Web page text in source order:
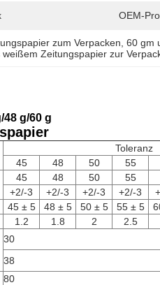
OEM-
zum Verpacken , 60 gm
weißem Zeitungspapier zur
g/60 g
Toleranz
45
48 50 55
45 48 50 55
+2/-3
+2/-3 +2/-3 +2/-3
45 ± 5 48 ± 5 50 ± 5 55 ± 5
1.2 1.8 2 2.5
30
38
80